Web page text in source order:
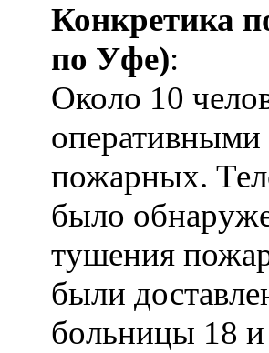
Конкретика
по Уфе):
Около 10
оперативными
пожарных.
было
тушения
были
больницы 18